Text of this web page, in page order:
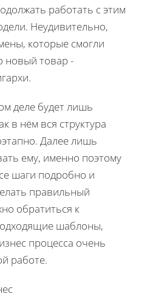
работать с этим
Неудивительно,
которые смогли
новый товар -
деле будет лишь
в нём вся структура
Далее лишь
ему, именно поэтому
шаги подробно и
правильный
обратиться к
шаблоны,
процесса очень
работе.